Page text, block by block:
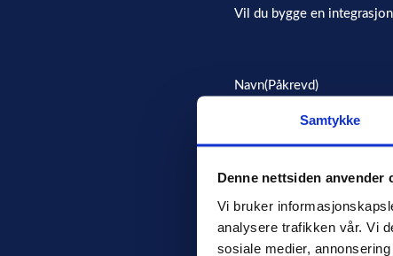
Samtykke
Denne nettsiden anvender
Vi bruker
analysere trafikken vår. Vi
sosiale medier,
Vil du bygge en
Navn(Påkrevd)